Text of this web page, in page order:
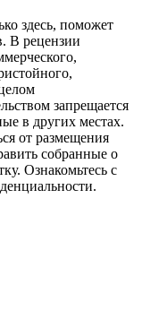
здесь, поможет
В рецензии
запрещается
в других местах.
от размещения
собранные о
Ознакомьтесь с